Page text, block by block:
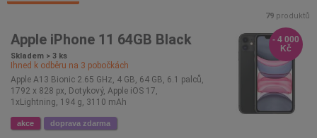
79 produktů
Apple iPhone 11 64GB Black
Skladem > 3 ks
Ihned k odběru na 3 pobočkách
Apple A13 Bionic 2.65 GHz, 4 GB, 64 GB, 6.1 palců,
1792 x 828 px, Dotykový, Apple iOS 17,
1xLightning, 194 g, 3110 mAh
akce doprava zdarma
- 4 000
Kč